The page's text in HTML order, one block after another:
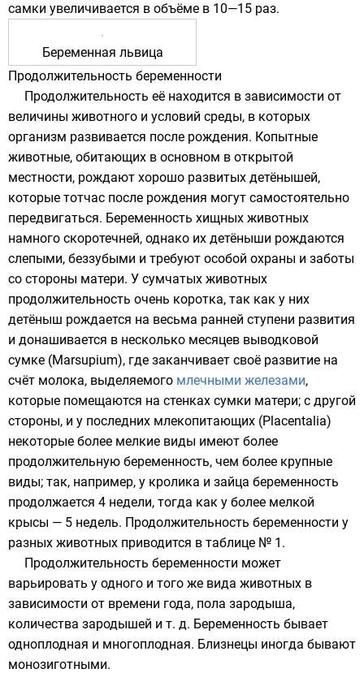
самки увеличивается в объёме в 10—15 раз.
Беременная львица
Продолжительность беременности
Продолжительность её находится в зависимости от
величины животного и условий среды, в которых
организм развивается после рождения. Копытные
животные, обитающих в основном в открытой
местности, рождают хорошо развитых детёнышей,
которые тотчас после рождения могут самостоятельно
передвигаться. Беременность хищных животных
намного скоротечней, однако их детёныши рождаются
слепыми, беззубыми и требуют особой охраны и заботы
со стороны матери. У сумчатых животных
продолжительность очень коротка, так как у них
детёныш рождается на весьма ранней ступени развития
и донашивается в несколько месяцев выводковой
сумке (Marsupium), где заканчивает своё развитие на
счёт молока, выделяемого млечными железами,
которые помещаются на стенках сумки матери; с другой
стороны, и у последних млекопитающих (Placentalia)
некоторые более мелкие виды имеют более
продолжительную беременность, чем более крупные
виды; так, например, у кролика и зайца беременность
продолжается 4 недели, тогда как у более мелкой
крысы — 5 недель. Продолжительность беременности у
разных животных приводится в таблице № 1.
Продолжительность беременности может
варьировать у одного и того же вида животных в
зависимости от времени года, пола зародыша,
количества зародышей и т. д. Беременность бывает
одноплодная и многоплодная. Близнецы иногда бывают
монозиготными.